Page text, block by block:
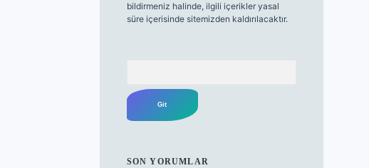
bildirmeniz halinde, ilgili içerikler yasal
süre içerisinde sitemizden kaldırılacaktır.
SON YORUMLAR